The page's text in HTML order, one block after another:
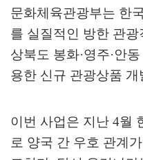
문화체육관광부는 한
를 실질적인 방한 관
상북도 봉화·영주·안
용한 신규 관광상품
이번 사업은 지난 4월
로 양국 간 우호 관계